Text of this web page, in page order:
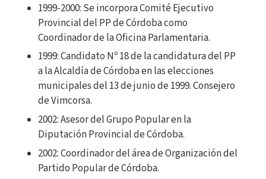
1999-2000: Se incorpora Comité Ejecutivo
Provincial del PP de Córdoba como
Coordinador de la Oficina Parlamentaria.
1999: Candidato Nº 18 de la candidatura del PP
a la Alcaldía de Córdoba en las elecciones
municipales del 13 de junio de 1999. Consejero
de Vimcorsa.
2002: Asesor del Grupo Popular en la
Diputación Provincial de Córdoba.
2002: Coordinador del área de Organización del
Partido Popular de Córdoba.